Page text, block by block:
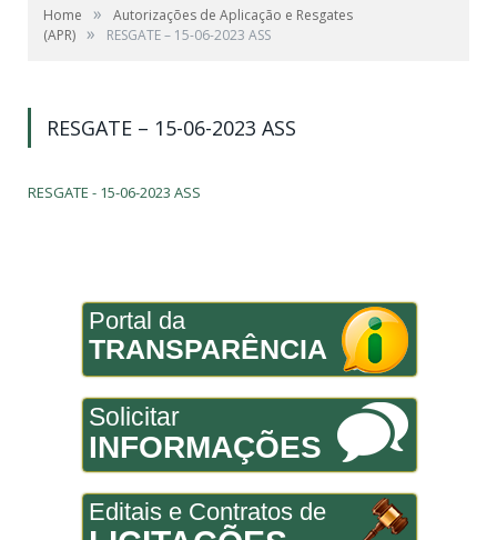
Home »
Autorizações de Aplicação e Resgates
(APR) » RESGATE – 15-06-2023 ASS
RESGATE – 15-06-2023 ASS
RESGATE - 15-06-2023 ASS
Portal da
TRANSPARÊNCIA
Solicitar
INFORMAÇÕES
Editais e Contratos de